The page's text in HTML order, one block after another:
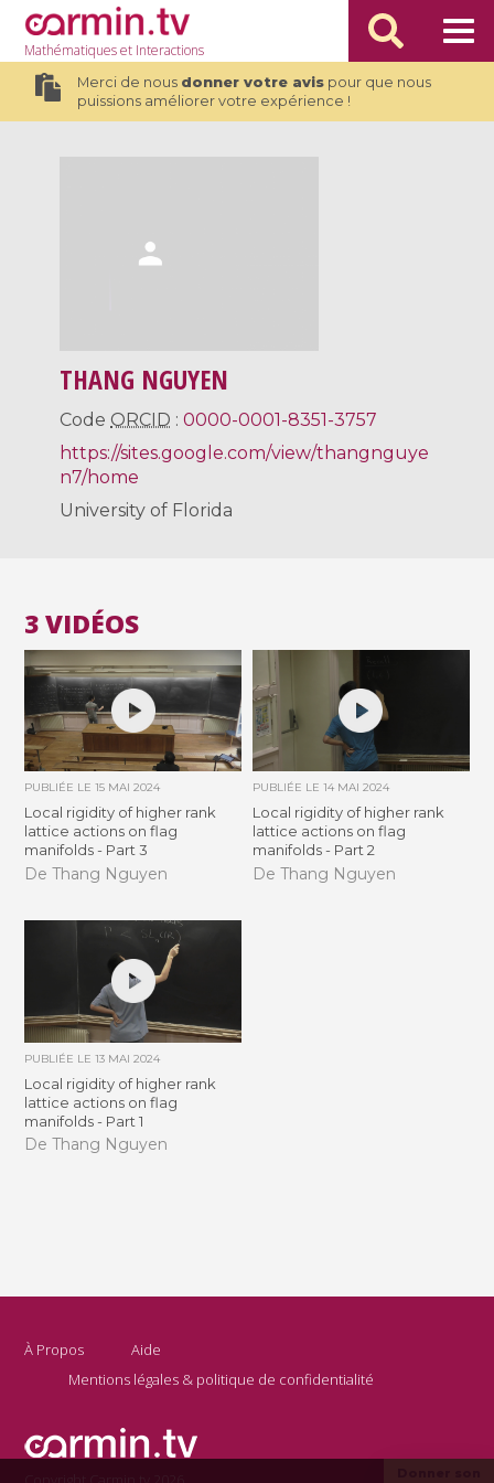
Mathématiqueset Interactions
Merci de nous donner votre avispour que nous
puissions améliorer votre expérience !
THANG NGUYEN
Code ORCID :0000-0001-8351-3757
https://sites.google.com/view/thangnguye
n7/home
University of Florida
3 VIDÉOS
PUBLIÉE LE15 MAI 2024
Local rigidity of higher rank
lattice actions on flag
manifolds - Part 3
De Thang Nguyen
PUBLIÉE LE 14 MAI 2024
Local rigidity of higher rank
lattice actions on flag
manifolds - Part 2
De Thang Nguyen
PUBLIÉE LE13 MAI 2024
Local rigidity of higher rank
lattice actions on flag
manifolds - Part 1
De Thang Nguyen
À Propos
Aide
Mentions légales & politique de confidentialité